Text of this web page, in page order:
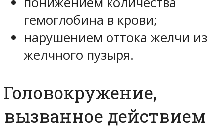
гемоглобина в крови;
нарушением оттока желчи из
желчного пузыря.
Головокружение,
вызванное действием